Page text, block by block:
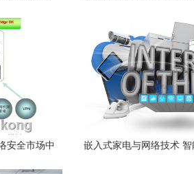
安全市场中
嵌入式家电与网络技术